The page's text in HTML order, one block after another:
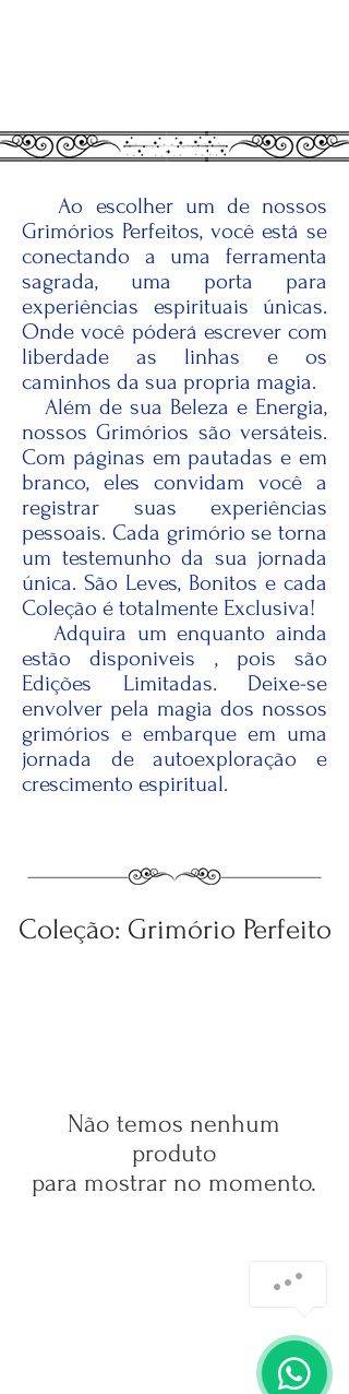
Ao escolher um de nossos
Grimórios Perfeitos, você está se
conectando a uma ferramenta
sagrada, uma porta para
experiências espirituais únicas.
Onde você póderá escrever com
liberdade as linhas e os
caminhos da sua propria magia.
Além de sua Beleza e Energia,
nossos Grimórios são versáteis.
Com páginas em pautadas e em
branco, eles convidam você a
registrar suas experiências
pessoais. Cada grimório se torna
um testemunho da sua jornada
única. São Leves, Bonitos e cada
Coleção é totalmente Exclusiva!
Adquira um enquanto ainda
estão disponiveis , pois são
Edições Limitadas. Deixe-se
envolver pela magia dos nossos
grimórios e embarque em uma
jornada de autoexploração e
crescimento espiritual.
Coleção: Grimório Perfeito
Não temos nenhum
produto
para mostrar no momento.